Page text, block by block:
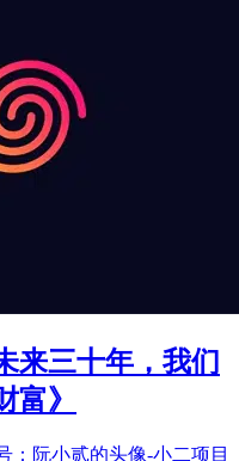
来三十年，我们
富》